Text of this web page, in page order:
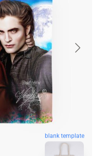
blank template